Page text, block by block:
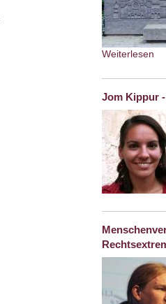
Weiterlesen
Jom Kippur